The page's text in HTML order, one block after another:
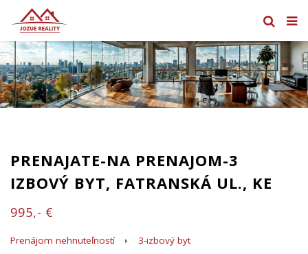
PRENAJATE-NA PRENAJOM-3
IZBOVÝ BYT, FATRANSKÁ UL., KE
995,- €
Prenájom nehnuteľností 3-izbový byt